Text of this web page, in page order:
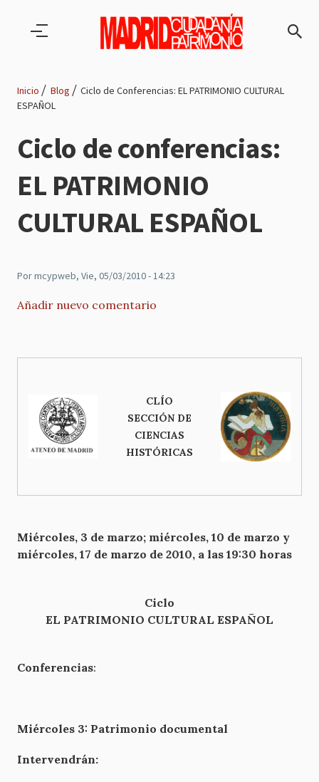
de
navegación
Inicio Blog
Ciclo de Conferencias: EL PATRIMONIO CULTURAL
ESPAÑOL
Ciclo de conferencias:
EL PATRIMONIO
CULTURAL ESPAÑOL
Pormcypweb, Vie, 05/03/2010 - 14:23
Añadir nuevo comentario
CLÍO
SECCIÓN DE
CIENCIAS
HISTÓRICAS
Miércoles, 3 de marzo; miércoles, 10 de marzo y
miércoles, 17 de marzo de 2010, a las 19:30 horas
Ciclo
EL PATRIMONIO CULTURAL ESPAÑOL
Conferencias:
Miércoles 3: Patrimonio documental
Intervendrán: